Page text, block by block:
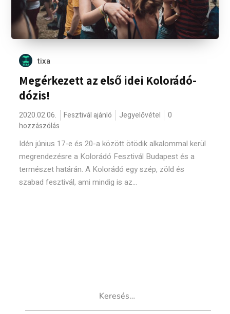
tixa
Megérkezett az első idei Kolorádó-
dózis!
2020.02.06. Fesztivál ajánló Jegyelővétel
0
hozzászólás
Idén június 17-e és 20-a között ötödik alkalommal kerül
megrendezésre a Kolorádó Fesztivál Budapest és a
természet határán. A Kolorádó egy szép, zöld és
szabad fesztivál, ami mindig is az...